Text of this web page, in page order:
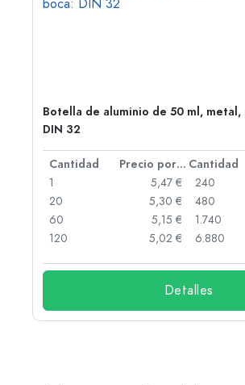
Botella de aluminio de 50 ml, metal,
DIN 32
Cantidad Precio por unidad Cantidad
1
5,47 €
20
5,30 €
60
5,15 €
120
5,02 €
240
480
1.740
6.880
Detalles